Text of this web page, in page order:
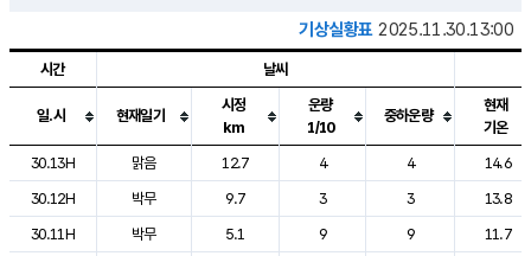
기상실황표 2025.11.30.13:00
도시별 기상실황표로 지점, 날씨, 기온, 강수, 바람, 기압등을 안내한 표입
시간 날씨
일.시 현재일기
시정
km
운량
1/10
중하운량
현재
기온
30.13H
맑음 12.7 4 4
14.6
30.12H
박무 9.7 3 3
13.8
30.11H
박무 5.1 9 9
11.7